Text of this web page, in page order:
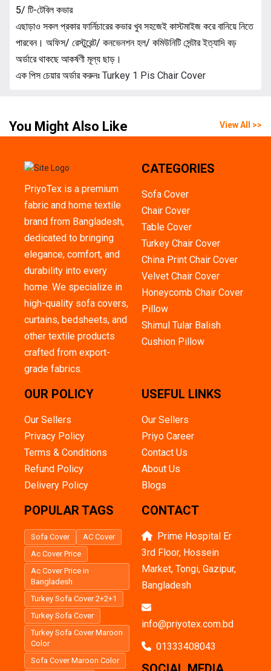
5/ টি-টেবিল কভার
এছাড়াও সকল প্রকার ফার্নিচারের কভার খুব সহজেই কাস্টমাইজ করে বানিয়ে নিতে
পারবেন। অফিস/ রেস্টুরেন্ট/ কনভেনশন হল/ কমিউনিটি সেন্টার ইত্যাদি বড়
অর্ডারে থাকছে আকর্ষণী মূল্য ছাড়।
এক পিস চেয়ার অর্ডার করুনঃ Turkey 1 Pis Chair Cover
View All >>
You Might Also Like
PriyoTex is a premium
fabric and home textile
brand from Bangladesh,
dedicated to bringing
elegance, comfort, and
durability into every
home. We specialize in
high-quality sofa covers,
curtains, bedsheets, and
other textile products
crafted from export-
grade fabrics.
CATEGORIES
Sofa Cover
Chair Cover
Table Cover
Turkey Chair Cover
China Print Chair Cover
Velvet Chair Cover
Honeycomb Chair Cover
Pillow
Shimul Tular Balish
Cushion Pillow
OUR POLICY
Our Sellers
Privacy Policy
Terms & Conditions
Refund Policy
Delivery Policy
USEFUL LINKS
Our Sellers
Priyo Career
Contact Us
About Us
Blogs
POPULAR TAGS
Sofa Cover
AC Cover
Ac Cover Price
Ac Cover Price in
Bangladesh
Turkey Sofa Cover 2+2+1
Turkey Sofa Cover
Turkey Sofa Cover Maroon
Color
Sofa Cover Maroon Color
CONTACT
Prime Hospital Er
3rd Floor, Hossein
Market, Tongi, Gazipur,
Bangladesh
info@priyotex.com.bd
01333408043